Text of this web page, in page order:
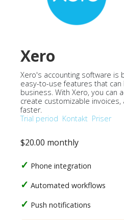
Xero
Xero's accounting software is
easy-to-use features that
business. With Xero, you can
create customizable invoices,
faster.
Trial period Kontakt Priser
$20.00 monthly
Phone integration
Automated workflows
Push notifications